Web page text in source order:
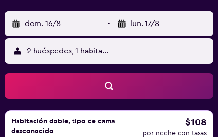
libre y bañera de hidromasaje. Se pueden practicar las
actividades de ocio y esparcimiento que se indican más
abajo en las instalaciones o cerca del alojamiento (es
posible que se aplique un recargo).
dom. 16/8 - lun. 17/8
2 huéspedes, 1 habitación
Habitación doble, tipo de cama
desconocido
$108
por noche con tasas